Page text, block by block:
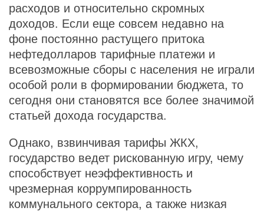
расходов и относительно скромных
доходов. Если еще совсем недавно на
фоне постоянно растущего притока
нефтедолларов тарифные платежи и
всевозможные сборы с населения не играли
особой роли в формировании бюджета, то
сегодня они становятся все более значимой
статьей дохода государства.
Однако, взвинчивая тарифы ЖКХ,
государство ведет рискованную игру, чему
способствует неэффективность и
чрезмерная коррумпированность
коммунального сектора, а также низкая